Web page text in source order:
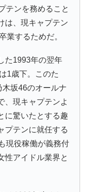
テンを務めること
は、現キャプテン
業するためだ。
た1993年の翌年
1歳下。このた
坂46のオールナ
、現キャプテンよ
に驚いたとする趣
プテンに就任する
現役稼働が義務付
性アイドル業界と